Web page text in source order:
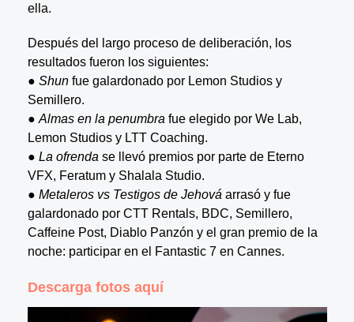
ella.
Después del largo proceso de deliberación, los
resultados fueron los siguientes:
● Shunfue galardonado por Lemon Studios y
Semillero.
● Almas en la penumbra fue elegido por We Lab,
Lemon Studios y LTT Coaching.
● La ofrenda se llevó premios por parte de Eterno
VFX, Feratum y Shalala Studio.
● Metaleros vs Testigos de Jehová arrasó y fue
galardonado por CTT Rentals, BDC, Semillero,
Caffeine Post, Diablo Panzón y el gran premio de la
noche: participar en el Fantastic 7 en Cannes.
Descarga fotos aquí